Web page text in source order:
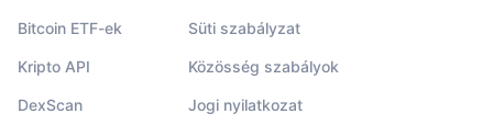
Bitcoin ETF-ek
Kripto API
DexScan
Süti szabályzat
Közösség szabályok
Jogi nyilatkozat